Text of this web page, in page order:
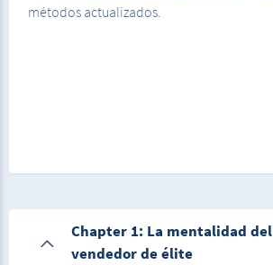
métodos actualizados.
Chapter 1: La mentalidad del
vendedor de élite